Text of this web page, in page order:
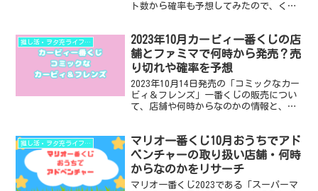
ト数から確率も予想してみたので、くじ
ル一番くじの取り扱い店舗 ・くじの買い
方といつからいつま...
推し活・ヲタ充ライフハック
2023年10月カービィ一番くじの店
舗とファミマで何時から発売？売
り切れや確率を予想
2023年10月14日発売の「コミックなカー
ビィ＆フレンズ」一番くじの販売につい
て、店舗や何時からなのかの情報と、売
なりの人気が予想されます。 ・2023年
10月カー...
推し活・ヲタ充ライフハック
マリオ一番くじ10月おうちでアド
ベンチャーの取り扱い店舗・何時
からなのかをリサーチ
マリオ一番くじ2023である「スーパーマ